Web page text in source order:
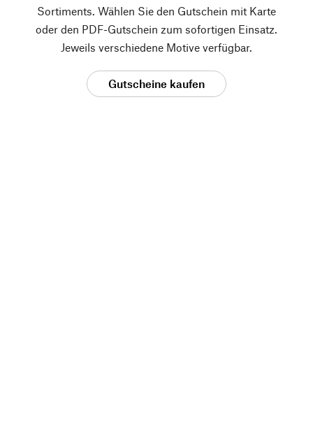
Sortiments. Wählen Sie den Gutschein mit Karte
oder den PDF-Gutschein zum sofortigen Einsatz.
Jeweils verschiedene Motive verfügbar.
Gutscheine kaufen